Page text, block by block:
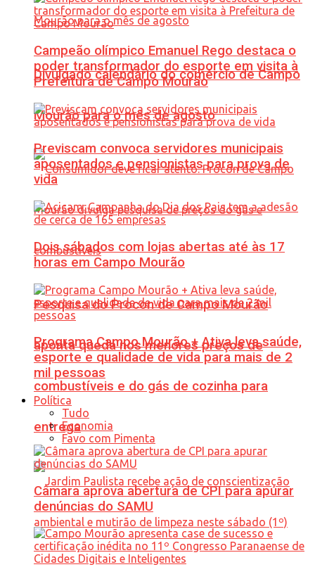
Divulgado calendário do comércio de Campo
Mourão para o mês de agosto
Pesquisa do Procon de Campo Mourão
aponta queda nos menores preços de
combustíveis e do gás de cozinha para
entrega
Campeão olímpico Emanuel Rego destaca o
poder transformador do esporte em visita à
Prefeitura de Campo Mourão
Previscam convoca servidores municipais
aposentados e pensionistas para prova de
vida
Dois sábados com lojas abertas até às 17
horas em Campo Mourão
Programa Campo Mourão + Ativa leva saúde,
esporte e qualidade de vida para mais de 2
mil pessoas
Política
Tudo
Economia
Favo com Pimenta
Câmara aprova abertura de CPI para apurar
denúncias do SAMU